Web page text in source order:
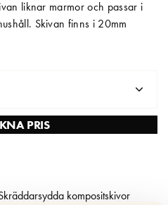
liknar marmor och passar i
Skivan finns i 20mm
PRIS
kompositskivor